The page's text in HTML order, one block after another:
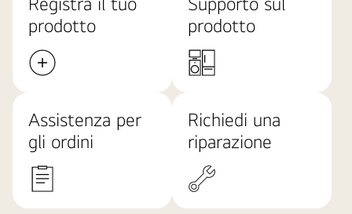
prodotto
prodotto
Assistenza per
gli ordini
Richiedi una
riparazione